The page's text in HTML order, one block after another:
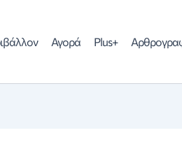
Αγορά Plus+